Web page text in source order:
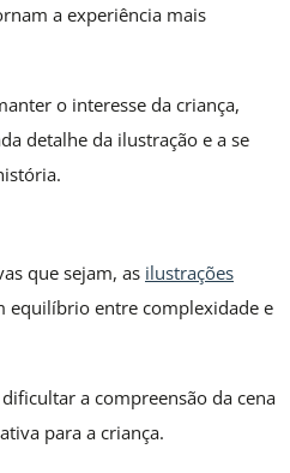
a experiência mais
o interesse da criança,
detalhe da ilustração e a se
que sejam, as ilustrações
equilíbrio entre complexidade e
a compreensão da cena
para a criança.